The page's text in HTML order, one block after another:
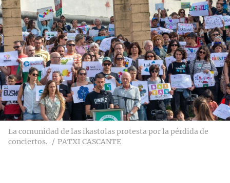
La comunidad de las ikastolas protesta por la pérdida de
conciertos.
PATXI CASCANTE